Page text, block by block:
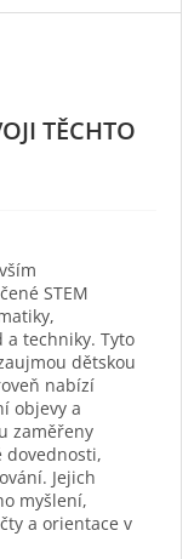
STEM
techniky. Tyto
dětskou
nabízí
objevy a
zaměřeny
dovednosti,
Jejich
myšlení,
a orientace v